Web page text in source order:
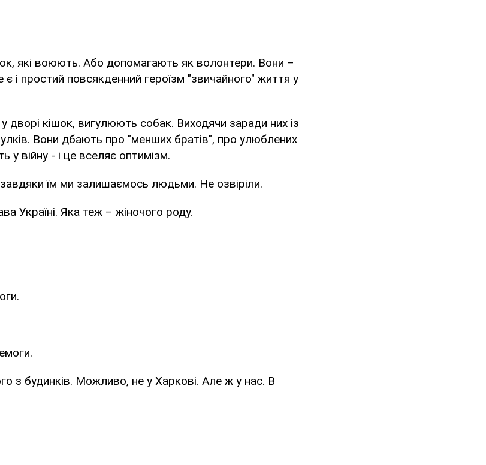
які воюють. Або допомагають як волонтери. Вони –
є і простий повсякденний героїзм "звичайного" життя у
дворі кішок, вигулюють собак. Виходячи заради них із
Вони дбають про "менших братів", про улюблених
у війну - і це вселяє оптимізм.
їм ми залишаємось людьми. Не озвіріли.
Україні. Яка теж – жіночого роду.
з будинків. Можливо, не у Харкові. Але ж у нас. В